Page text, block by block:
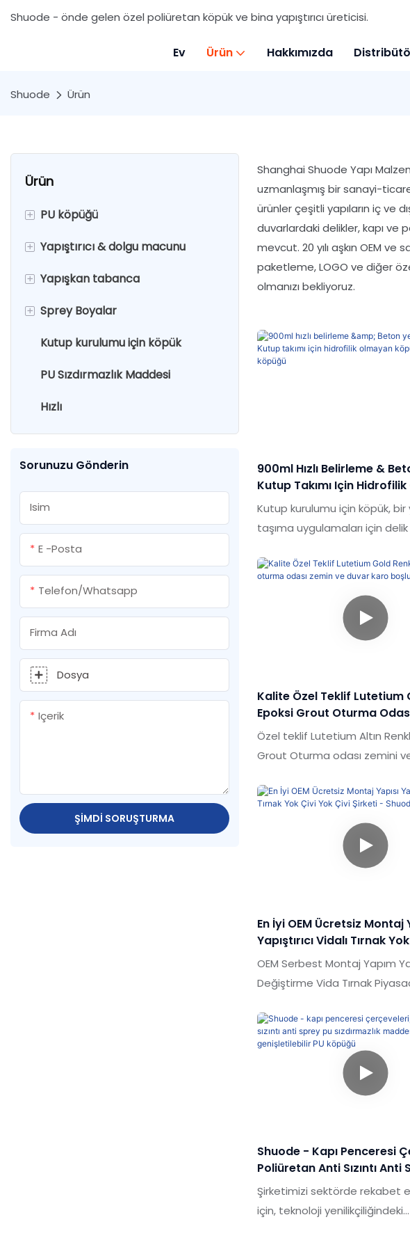
Shuode - önde gelen özel poliüretan köpük ve bina yapıştırıcı üreticisi.
Ev Ürün Hakkımızda
Shuode Ürün
Ürün
+ PU köpüğü
Çok Amaçlı PU Köpük
Genişletilebilir PU köpüğü
Yangın Geciktirici PU köpüğü
Köpük temizleyici
PU köpüğü yapıştırıcı
PU PU köpüğü
+ Yapıştırıcı & dolgu macunu
İki bileşenli epoksi yapıştırıcı
Silikon sızdırmazlık
Sıvı çivi
Akrilik sızdırmazlık
+ Yapışkan tabanca
Kalafat silahı
Köpük tabancası
Epoksi tabancası
+ Sprey Boyalar
Su bazlı çiçek renk değiştiren
Kutup kurulumu için köpük
PU Sızdırmazlık Maddesi
Hızlı
Sorunuzu Gönderin
Isim
E -posta
Telefon/whatsapp
Firma Adı
Dosya
Içerik
ŞIMDI SORUŞTURMA
Shanghai Shuode Yapı
uzmanlaşmış bir sanayi-
ürünler çeşitli yapıların iç ve
duvarlardaki delikler, kapı ve
mevcut. 20 yılı aşkın OEM ve
paketleme, LOGO ve diğer
olmanızı bekliyoruz.
900ml Hızlı Belirleme &
Kutup Takımı Için
Köpük Formülasyon Köpüğü
Kutup kurulumu için köpük, bir
taşıma uygulamaları için
için tasarlanmış patentli
kompozittir. Kutup kurulumu
ICC ve CCMC bina kodu ilişkileri
tarafından güç ve stabilite
kurulumu için Foam'ın
Kalite Özel Teklif Lutetium
Epoksi Grout Oturma
Duvar Karo Boşlukları
Özel teklif Lutetium Altın
Grout Oturma odası zemini
benzer ürünlerle
performans, kalite, görünüm
eşsiz olağanüstü avantajlara
pazarda iyi bir üne
geçmiş ürünlerin kusurlarını
Zemin ve Duvar Karo
Doldurma İhtiyaçlarınıza göre
Özelleştirilebilir
En İyi OEM Ücretsiz Montaj
Yapıştırıcı Vidalı Tırnak
Çivi Şirketi - Shuode
OEM Serbest Montaj Yapım
Değiştirme Vida Tırnak
yok, performans, kalite,
Açısından eşsiz olağanüstü
sahiptir ve pazarda iyi bir üne
olur.Shuode, geçmiş ürünlerin
özetler ve sürekli olarak
İhtiyaçlarınıza göre
Shuode - Kapı Penceresi
Poliüretan Anti Sızıntı Anti
Sızdırmazlık Maddesi
Genişletilebilir PU Köpüğü
Şirketimizi sektörde rekabet
için, teknoloji yenilikçiliğindeki